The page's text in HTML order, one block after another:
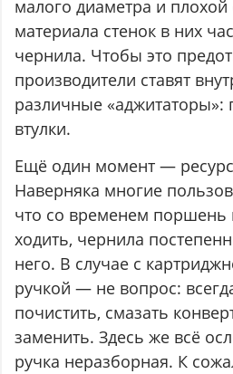
малого диаметра и
материала стенок в них
чернила. Чтобы это
производители ставят
различные
втулки.
Ещё один момент —
Наверняка многие
что со временем поршень
ходить, чернила
него. В случае с
ручкой — не вопрос:
почистить, смазать
заменить. Здесь же всё
ручка неразборная. К